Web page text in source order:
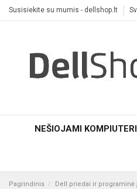
Susisiekite su mumis - dellshop.lt
NEŠIOJAMI
Pagrindinis Dell priedai ir programinė